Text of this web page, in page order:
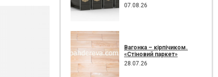
07.08.26
Вагонка – кірпічиком.
«Стіновий паркет»
28.07.26